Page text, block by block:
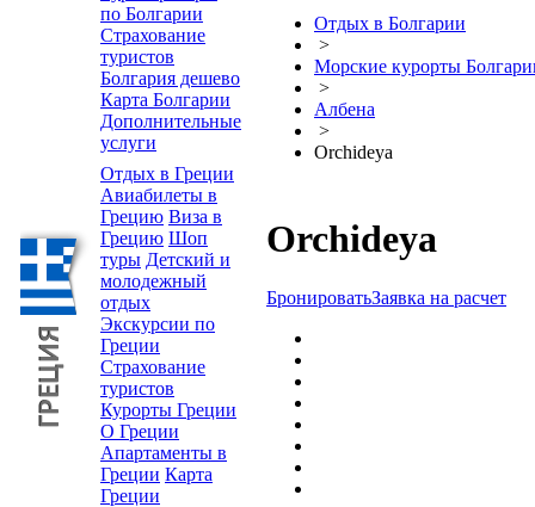
по Болгарии
Страхование
туристов
Болгария дешево
Карта Болгарии
Дополнительные
услуги
Отдых в Греции
Авиабилеты в
Грецию Виза в
Грецию Шоп
туры Детский и
молодежный
отдых
Экскурсии по
Греции
Страхование
туристов
Курорты Греции
О Греции
Апартаменты в
Греции Карта
Греции
Отдых в Болгарии
>
Морские курорты
>
Албена
>
Orchideya
Orchideya
БронироватьЗаявка на расчет